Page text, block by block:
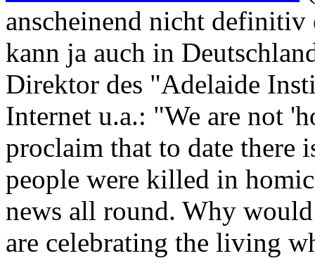
anscheinend nicht definitiv
kann ja auch in
Direktor des "Adelaide
Internet u.a.: "We are not
proclaim that to date there
people were killed in
news all round. Why
are celebrating the living